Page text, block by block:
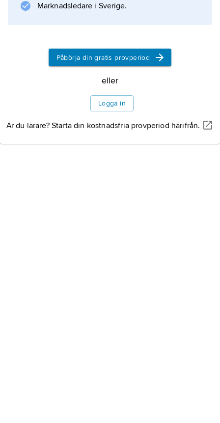
Marknadsledare i Sverige.
Påbörja din gratis provperiod
eller
Logga in
Är du lärare? Starta din kostnadsfria provperiod härifrån.